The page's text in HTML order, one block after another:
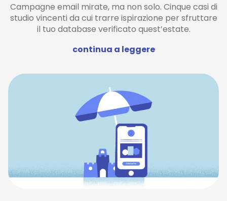
Campagne email mirate, ma non solo. Cinque casi di
studio vincenti da cui trarre ispirazione per sfruttare
il tuo database verificato quest’estate.
continua a leggere